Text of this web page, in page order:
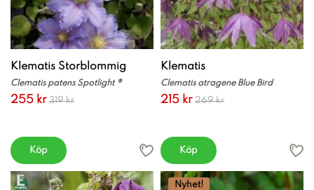
Klematis Storblommig
Clematis patens Spotlight ®
255 kr 319 kr
Köp
Klematis
Clematis atragene Blue Bird
215 kr 269 kr
Köp
Nyhet!